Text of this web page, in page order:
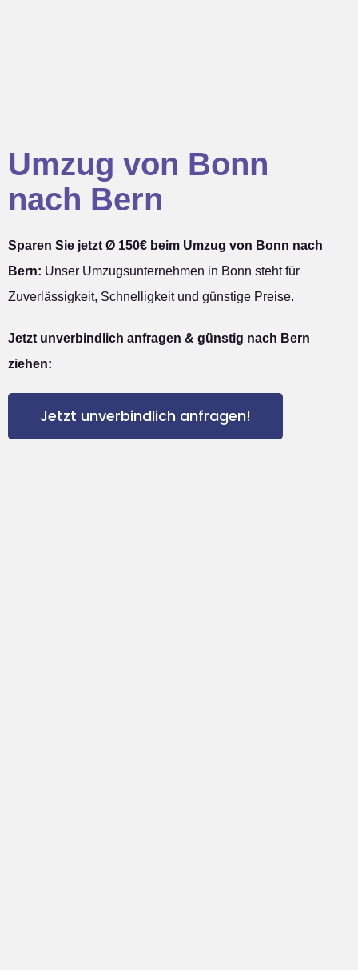
Umzug von Bonn
nach Bern
Sparen Sie jetzt Ø 150€ beim Umzug von Bonn nach
Bern: Unser Umzugsunternehmen in Bonn steht für
Zuverlässigkeit, Schnelligkeit und günstige Preise.
Jetzt unverbindlich anfragen & günstig nach Bern
ziehen:
Jetzt unverbindlich anfragen!